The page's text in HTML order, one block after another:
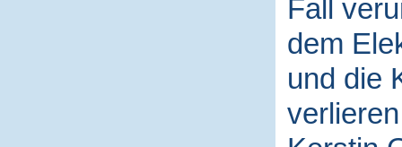
Fall
dem
und die